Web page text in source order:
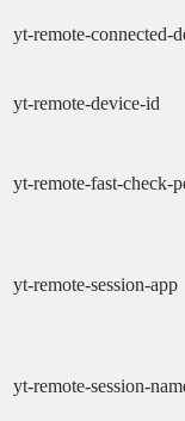
yt-remote-connected-
yt-remote-device-id
yt-remote-fast-check-
yt-remote-session-app
yt-remote-session-